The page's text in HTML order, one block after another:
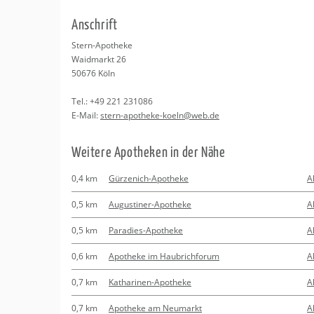
Beratung
Kurse
Regionale Tipps
An­schrift
Stern-Apo­the­ke
Waid­markt 26
50676 Köln
Tel.:+49 221 231086
E-Mail:stern-apo­the­ke-koeln@​web.​de
Wei­te­re Apo­the­ken in der Nähe
0,4 km Gürzenich-Apotheke
0,5 km Augustiner-Apotheke
0,5 km Paradies-Apotheke
0,6 km Apotheke im Haubrichforum
0,7 km Katharinen-Apotheke
0,7 km Apotheke am Neumarkt